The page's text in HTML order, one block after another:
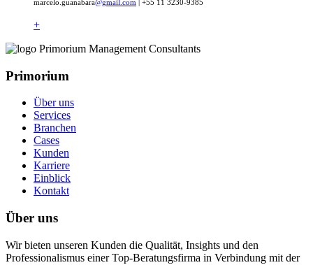
marcelo.guanabara@gmail.com | +55 11 3230-9385
+
Primorium
Über uns
Services
Branchen
Cases
Kunden
Karriere
Einblick
Kontakt
Über uns
Wir bieten unseren Kunden die Qualität, Insights und den
Professionalismus einer Top-Beratungsfirma in Verbindung mit der